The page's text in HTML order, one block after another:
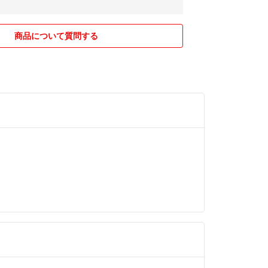
商品について質問する